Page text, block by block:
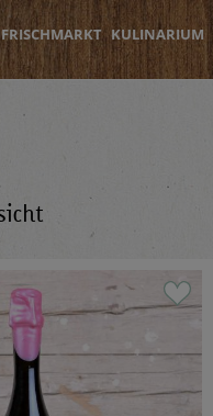
FRISCHMARKT KULINARIUM